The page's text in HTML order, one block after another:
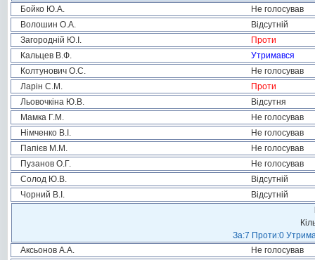
Бойко Ю.А.
Не голосував
Волошин О.А.
Відсутній
Загородній Ю.І.
Проти
Кальцев В.Ф.
Утримався
Колтунович О.С.
Не голосував
Ларін С.М.
Проти
Льовочкіна Ю.В.
Відсутня
Мамка Г.М.
Не голосував
Німченко В.І.
Не голосував
Папієв М.М.
Не голосував
Пузанов О.Г.
Не голосував
Солод Ю.В.
Відсутній
Чорний В.І.
Відсутній
За:7 Проти:0
Аксьонов А.А.
Не голосував